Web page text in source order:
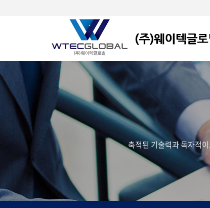
축적된 기술력과 독자적